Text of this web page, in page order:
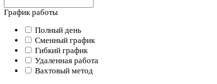
График работы
Полный день
Сменный график
Гибкий график
Удаленная работа
Вахтовый метод